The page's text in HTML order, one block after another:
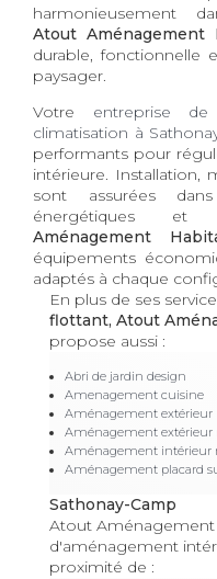
harmonieusement
Atout Aménagement
durable, fonctionnelle
paysager.
Votre entreprise
climatisation à
performants pour
intérieure. Installation,
sont assurées
énergétiques et
Aménagement
équipements
adaptés à chaque
En plus de ses
flottant, Atout
propose aussi :
Abri de jardin design
Amenagement cuisine
Aménagement extérieur
Aménagement extérieur
Aménagement intérieur
Aménagement placard
Sathonay-Camp
Atout
d'aménagement
proximité de :